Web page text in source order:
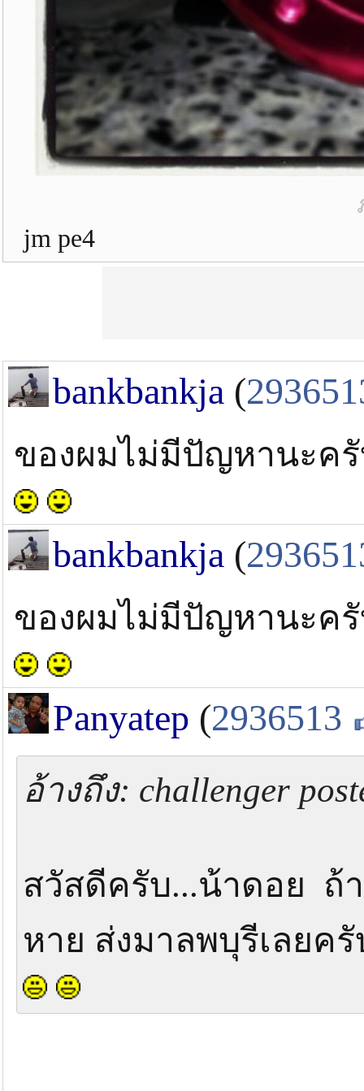
jm pe4
bankbankja (
ของผมไม่มีปัญหานะค
bankbankja (
ของผมไม่มีปัญหานะค
Panyatep (2936513
อ้างถึง: challenger
สวัสดีครับ...น้าดอย ถ้
หาย ส่งมาลพบุรีเลยค